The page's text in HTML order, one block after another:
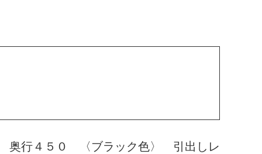
行４５０ 〈ブラック色〉 引出しレ